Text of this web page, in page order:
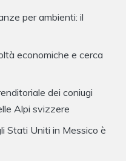
per ambienti: il
economiche e cerca
dei coniugi
Alpi svizzere
Stati Uniti in Messico è